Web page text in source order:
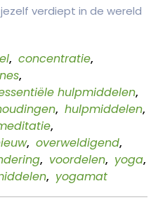
verdiept in de wereld
, concentratie,
,
hulpmiddelen,
, hulpmiddelen,
,
, overweldigend,
, voordelen, yoga,
, yogamat